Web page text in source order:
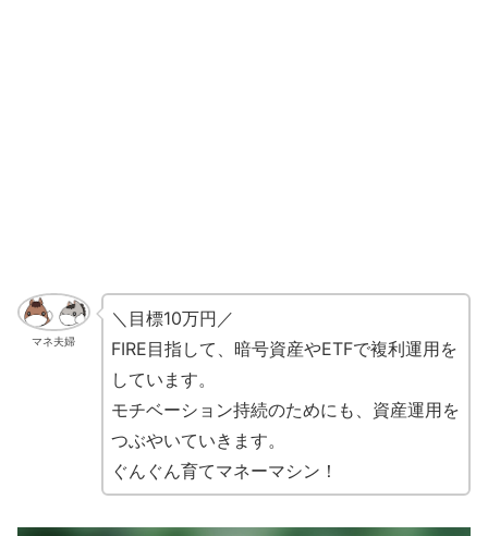
マネ夫婦
＼目標10万円／
FIRE目指して、暗号資産やETFで複利運用を
しています。
モチベーション持続のためにも、資産運用を
つぶやいていきます。
ぐんぐん育てマネーマシン！